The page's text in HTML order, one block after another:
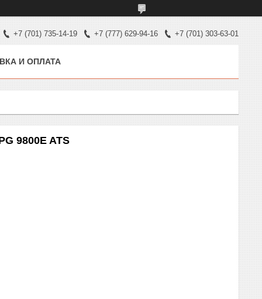
+7 (701) 735-14-19 +7 (777) 629-94-16 +7 (701) 303-63-01
И ОПЛАТА
9800E ATS